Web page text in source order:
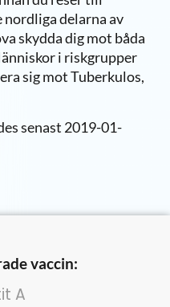
nordliga delarna av
skydda dig mot båda
i riskgrupper
sig mot Tuberkulos,
senast 2019-01-
vaccin:
A